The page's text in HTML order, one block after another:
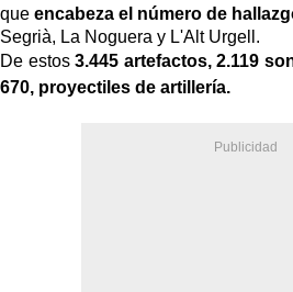
que encabeza el número de
Segrià, La Noguera y L'Alt Urgell.
De estos3.445 artefactos, 2.119
670, proyectiles de artillería.